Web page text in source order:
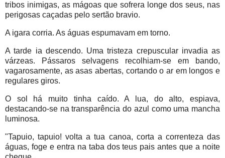
tribos inimigas, as mágoas que sofrera longe dos seus, nas
perigosas caçadas pelo sertão bravio.
A igara corria. As águas espumavam em torno.
A tarde ia descendo. Uma tristeza crepuscular invadia as
várzeas. Pássaros selvagens recolhiam-se em bando,
vagarosamente, as asas abertas, cortando o ar em longos e
regulares giros.
O sol há muito tinha caído. A lua, do alto, espiava,
destacando-se na transparência do azul como uma mancha
luminosa.
"Tapuio, tapuio! volta a tua canoa, corta a correnteza das
águas, foge e entra na taba dos teus pais antes que a noite